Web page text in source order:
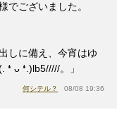
でございました。
しに備え、今宵はゆ
⁠❛⁠ ⁠ᴗ⁠ ⁠❛⁠.⁠)lb5/////。」
何シテル？ 08/08 19:36